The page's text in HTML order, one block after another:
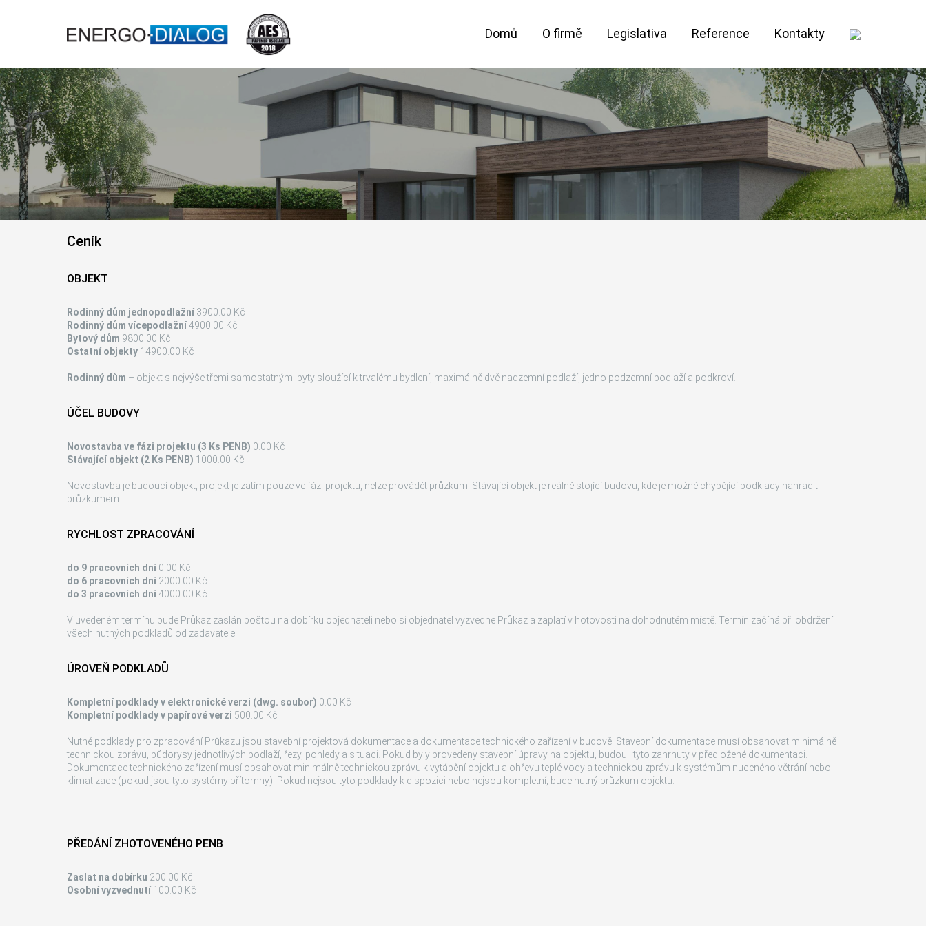
Domů O firmě Legislativa Reference Kontakty
Ceník
OBJEKT
Rodinný dům jednopodlažní 3900.00 Kč
Rodinný dům vícepodlažní4900.00 Kč
Bytový dům 9800.00 Kč
Ostatní objekty 14900.00 Kč
Rodinný dům – objekt s nejvýše třemi samostatnými byty sloužící k trvalému bydlení, maximálně dvě nadzemní podlaží, jedno podzemní podlaží a podkroví.
ÚČEL BUDOVY
Novostavba ve fázi projektu (3 Ks PENB) 0.00 Kč
Stávající objekt (2 Ks PENB) 1000.00 Kč
Novostavba je budoucí objekt, projekt je zatím pouze ve fázi projektu, nelze provádět průzkum. Stávající objekt je reálně stojící budovu, kde je možné chybějící podklady nahradit
průzkumem.
RYCHLOST ZPRACOVÁNÍ
do 9 pracovních dní 0.00 Kč
do 6 pracovních dní 2000.00 Kč
do 3 pracovních dní4000.00 Kč
V uvedeném termínu bude Průkaz zaslán poštou na dobírku objednateli nebo si objednatel vyzvedne Průkaz a zaplatí v hotovosti na dohodnutém místě. Termín začíná při obdržení
všech nutných podkladů od zadavatele.
ÚROVEŇ PODKLADŮ
Kompletní podklady v elektronické verzi (dwg. soubor) 0.00 Kč
Kompletní podklady v papírové verzi 500.00 Kč
Nutné podklady pro zpracování Průkazu jsou stavební projektová dokumentace a dokumentace technického zařízení v budově. Stavební dokumentace musí obsahovat minimálně
technickou zprávu, půdorysy jednotlivých podlaží, řezy, pohledy a situaci. Pokud byly provedeny stavební úpravy na objektu, budou i tyto zahrnuty v předložené dokumentaci.
Dokumentace technického zařízení musí obsahovat minimálně technickou zprávu k vytápění objektu a ohřevu teplé vody a technickou zprávu k systémům nuceného větrání nebo
klimatizace (pokud jsou tyto systémy přítomny). Pokud nejsou tyto podklady k dispozici nebo nejsou kompletní, bude nutný průzkum objektu.
PŘEDÁNÍ ZHOTOVENÉHO PENB
Zaslat na dobírku 200.00 Kč
Osobní vyzvednutí 100.00 Kč